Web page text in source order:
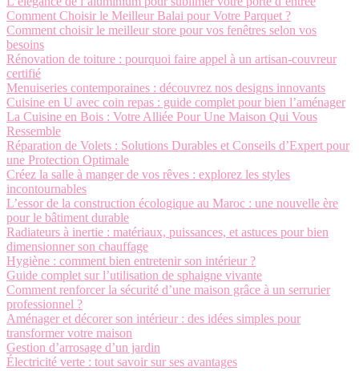
Comment Choisir le Meilleur Balai pour Votre Parquet ?
Comment choisir le meilleur store pour vos fenêtres selon vos
besoins
Rénovation de toiture : pourquoi faire appel à un artisan-couvreur
certifié
Menuiseries contemporaines : découvrez nos designs innovants
Cuisine en U avec coin repas : guide complet pour bien l’aménager
La Cuisine en Bois : Votre Alliée Pour Une Maison Qui Vous
Ressemble
Réparation de Volets : Solutions Durables et Conseils d’Expert pour
une Protection Optimale
Créez la salle à manger de vos rêves : explorez les styles
incontournables
L’essor de la construction écologique au Maroc : une nouvelle ère
pour le bâtiment durable
Radiateurs à inertie : matériaux, puissances, et astuces pour bien
dimensionner son chauffage
Hygiène : comment bien entretenir son intérieur ?
Guide complet sur l’utilisation de sphaigne vivante
Comment renforcer la sécurité d’une maison grâce à un serrurier
professionnel ?
Aménager et décorer son intérieur : des idées simples pour
transformer votre maison
Gestion d’arrosage d’un jardin
Électricité verte : tout savoir sur ses avantages